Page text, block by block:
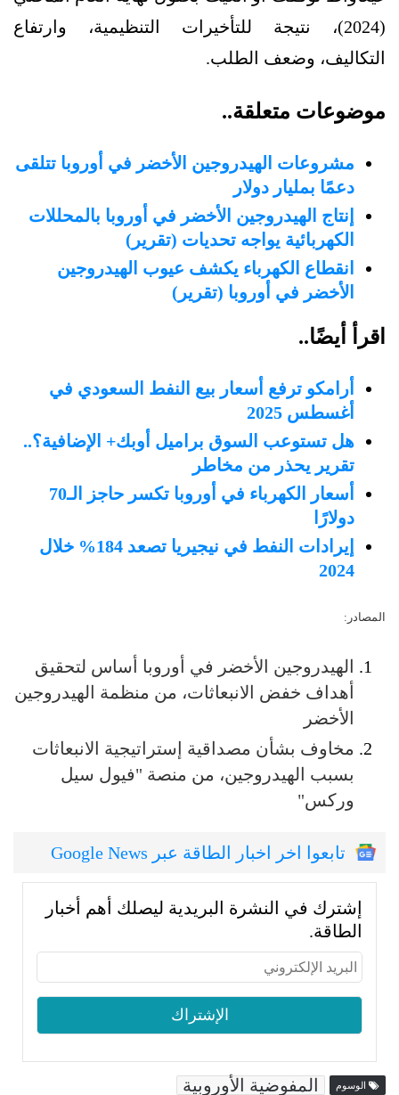
(2024)، نتيجة للتأخيرات التنظيمية، وارتفاع
التكاليف، وضعف الطلب.
موضوعات متعلقة..
مشروعات الهيدروجين الأخضر في أوروبا تتلقى
دعمًا بمليار دولار
إنتاج الهيدروجين الأخضر في أوروبا بالمحللات
الكهربائية يواجه تحديات (تقرير)
انقطاع الكهرباء يكشف عيوب الهيدروجين
الأخضر في أوروبا (تقرير)
اقرأ أيضًا..
أرامكو ترفع أسعار بيع النفط السعودي في
أغسطس 2025
هل تستوعب السوق براميل أوبك+ الإضافية؟..
تقرير يحذر من مخاطر
أسعار الكهرباء في أوروبا تكسر حاجز الـ70
دولارًا
إيرادات النفط في نيجيريا تصعد 184% خلال
2024
المصادر:
الهيدروجين الأخضر في أوروبا أساس لتحقيق
أهداف خفض الانبعاثات، من منظمة الهيدروجين
الأخضر
مخاوف بشأن مصداقية إستراتيجية الانبعاثات
بسبب الهيدروجين، من منصة "فيول سيل
وركس"
تابعوا اخر اخبار الطاقة عبر Google News
إشترك في النشرة البريدية ليصلك أهم أخبار
الطاقة.
الوسوم
المفوضية الأوروبية